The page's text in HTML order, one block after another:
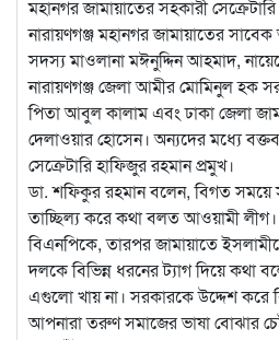
মহানগর জামায়াতের সহকারী
নারায়ণগঞ্জ মহানগর জামায়াতের
সদস্য মাওলানা মঈনুদ্দিন আহমাদ,
নারায়ণগঞ্জ জেলা আমীর মোমিনুল হক
পিতা আবুল কালাম এবং ঢাকা জেলা
দেলাওয়ার হোসেন। অন্যদের মধ্যে
সেক্রেটারি হাফিজুর রহমান প্রমুখ।
ডা. শফিকুর রহমান বলেন, বিগত
তাচ্ছিল্য করে কথা বলত আওয়ামী
বিএনপিকে, তারপর জামায়াতে
দলকে বিভিন্ন ধরনের ট্যাগ দিয়ে কথা
এগুলো খায় না। সরকারকে উদ্দেশ করে
আপনারা তরুণ সমাজের ভাষা বোঝার